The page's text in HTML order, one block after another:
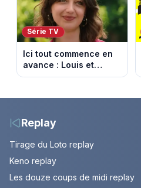
Série TV
Ici tout commence en
avance : Louis et
Jasmine enfin en
août 2026 (spoiler)
Replay
Tirage du Loto replay
Keno replay
Les douze coups de midi replay